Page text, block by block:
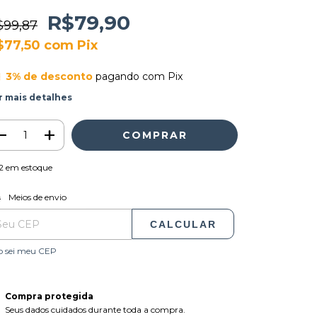
R$79,90
com Pix
3% de descontopagando com Pix
mais detalhes
em estoque
para o CEP:
Meios de envio
CALCULAR
sei meu CEP
Compra protegida
Seus dados cuidados durante toda a compra.